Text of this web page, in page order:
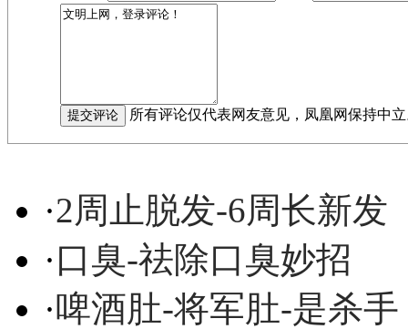
所有评论仅代表网友意见，凤凰网保持中
·2周止脱发-6周长新发
·口臭-祛除口臭妙招
·啤酒肚-将军肚-是杀手